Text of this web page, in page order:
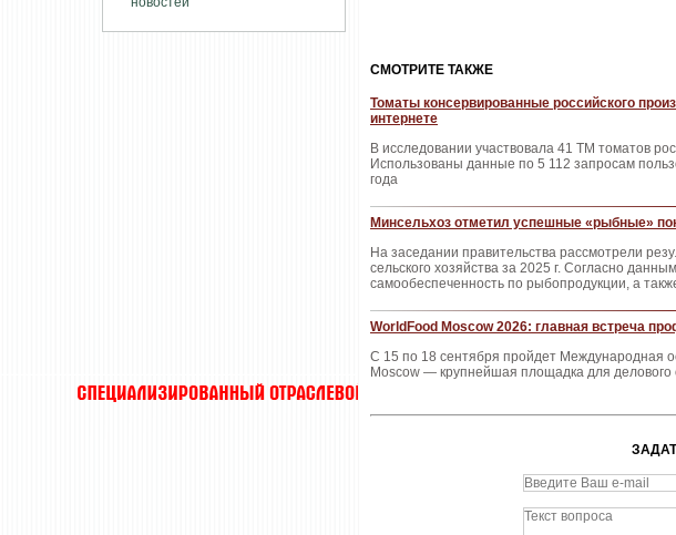
CМОТРИТЕ ТАКЖЕ
Томаты консервированные российского
интернете
В исследовании участвовала 41 ТМ томатов
Использованы данные по 5 112 запросам
года
Минсельхоз отметил успешные «рыбные»
На заседании правительства рассмотрели
сельского хозяйства за 2025 г. Согласно
самообеспеченность по рыбопродукции, а
WorldFood Moscow 2026: главная встреча
С 15 по 18 сентября пройдет Международная
Moscow — крупнейшая площадка для